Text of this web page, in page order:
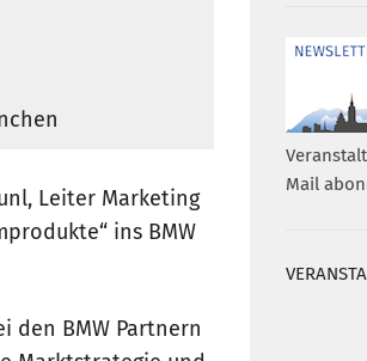
Leiter Marketing
ins BMW
den BMW Partnern
Mail